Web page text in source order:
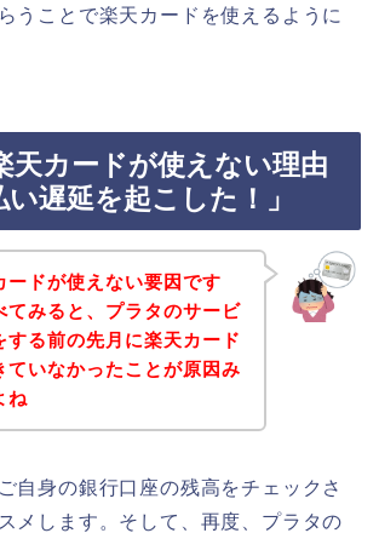
うことで楽天カードを使えるように
天カードが使えない理由
い遅延を起こした！」
ードが使えない要因です
てみると、プラタのサービ
する前の先月に楽天カード
ていなかったことが原因み
ね
自身の銀行口座の残高をチェックさ
メします。そして、再度、プラタの